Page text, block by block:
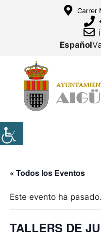
Carrer
Español
« Todos los Eventos
Este evento ha pasado.
TALLERS DE